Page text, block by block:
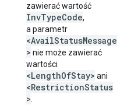
zawierać wartość
InvTypeCode,
a parametr
<AvailStatusMessage
> nie może zawierać
wartości
<LengthOfStay> ani
<RestrictionStatus
>